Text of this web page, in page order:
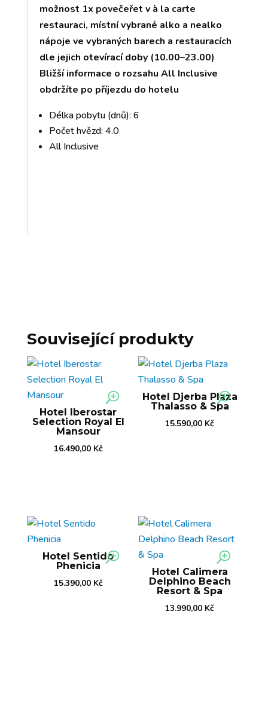
možnost 1x povečeřet v à la carte
restauraci, místní vybrané alko a nealko
nápoje ve vybraných barech a restauracích
dle jejich otevírací doby (10.00–23.00)
Bližší informace o rozsahu All Inclusive
obdržíte po příjezdu do hotelu
Délka pobytu (dnů): 6
Počet hvězd: 4.0
All Inclusive
Související produkty
Hotel Iberostar
Selection Royal El
Mansour
16.490,00 Kč
Hotel Djerba Plaza
Thalasso & Spa
15.590,00 Kč
Hotel Sentido
Phenicia
15.390,00 Kč
Hotel Calimera
Delphino Beach
Resort & Spa
13.990,00 Kč